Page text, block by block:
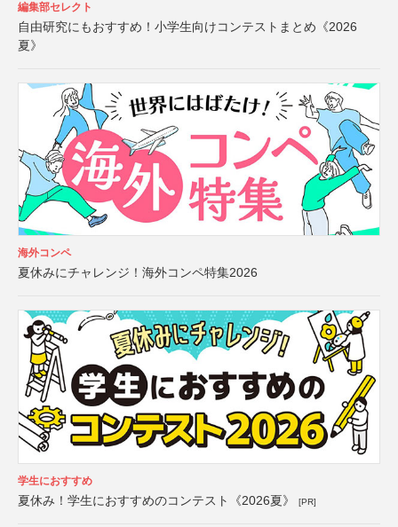
編集部セレクト
自由研究にもおすすめ！小学生向けコンテストまとめ《2026
夏》
海外コンペ
夏休みにチャレンジ！海外コンペ特集2026
学生におすすめ
夏休み！学生におすすめのコンテスト《2026夏》 [PR]